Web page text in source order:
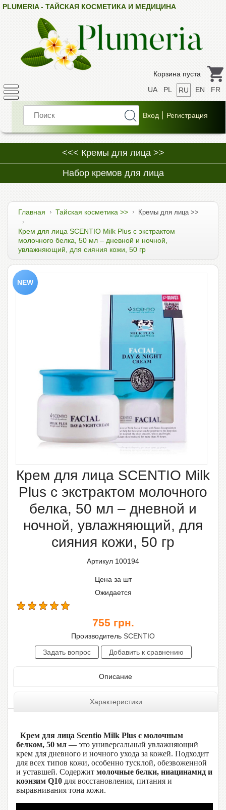
PLUMERIA - ТАЙСКАЯ КОСМЕТИКА И МЕДИЦИНА
Корзина пуста
UA
PL RU EN FR
<<< Кремы для лица >>
Набор кремов для лица
Главная Тайская косметика >> Кремы для лица >>
Крем для лица SCENTIO Milk Plus с экстрактом
молочного белка, 50 мл – дневной и ночной,
увлажняющий, для сияния кожи, 50 гр
Крем для лица SCENTIO Milk
Plus с экстрактом молочного
белка, 50 мл – дневной и
ночной, увлажняющий, для
сияния кожи, 50 гр
Артикул 100194
Цена за шт
Ожидается
755 грн.
Производитель SCENTIO
Описание
Характеристики
Крем для лица Scentio Milk Plus с молочным
белком, 50 мл — это универсальный увлажняющий
крем для дневного и ночного ухода за кожей. Подходит
для всех типов кожи, особенно тусклой, обезвоженной
и уставшей. Содержит молочные белки, ниацинамид и
коэнзим Q10 для восстановления, питания и
выравнивания тона кожи.